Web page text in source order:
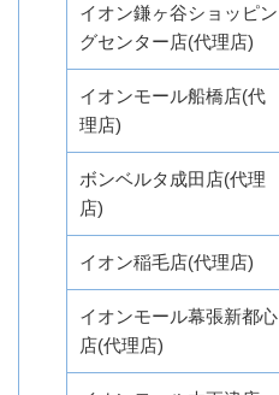
イオン鎌ヶ谷ショッピン
グセンター店(代理店)
イオンモール船橋店(代
理店)
ボンベルタ成田店(代理
店)
イオン稲毛店(代理店)
イオンモール幕張新都心
店(代理店)